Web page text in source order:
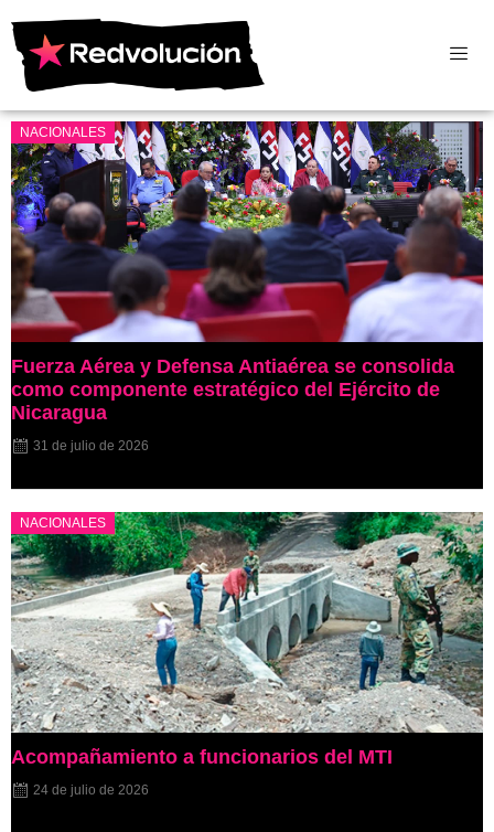
NACIONALES
Fuerza Aérea y Defensa Antiaérea se consolida
como componente estratégico del Ejército de
Nicaragua
31 de julio de 2026
NACIONALES
Acompañamiento a funcionarios del MTI
24 de julio de 2026